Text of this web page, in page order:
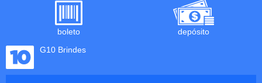
boleto
depósito
G10 Brindes